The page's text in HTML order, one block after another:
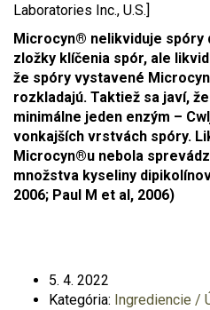
Laboratories Inc., U.S.]
Microcyn® nelikviduje
zložky klíčenia spór, ale
že spóry vystavené
rozkladajú. Taktiež sa javí,
minimálne jeden enzým –
vonkajších vrstvách spóry.
Microcyn®u nebola
množstva kyseliny
2006; Paul M et al, 2006)
5. 4. 2022
Kategória: Ingrediencie /